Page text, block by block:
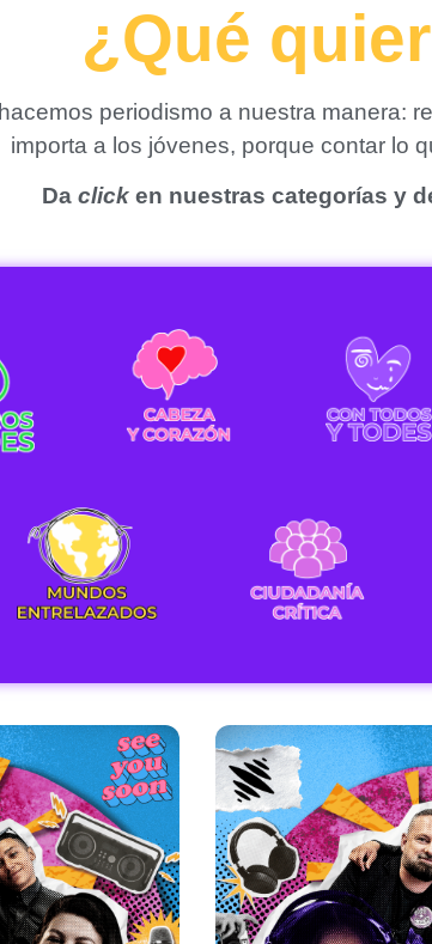
¿Qué
hacemos periodismo a nuestra manera:
importa a los jóvenes, porque contar lo
Da clicken nuestras categorías y